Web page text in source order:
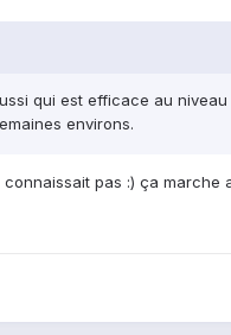
qui est efficace au niveau
environs.
pas :) ça marche